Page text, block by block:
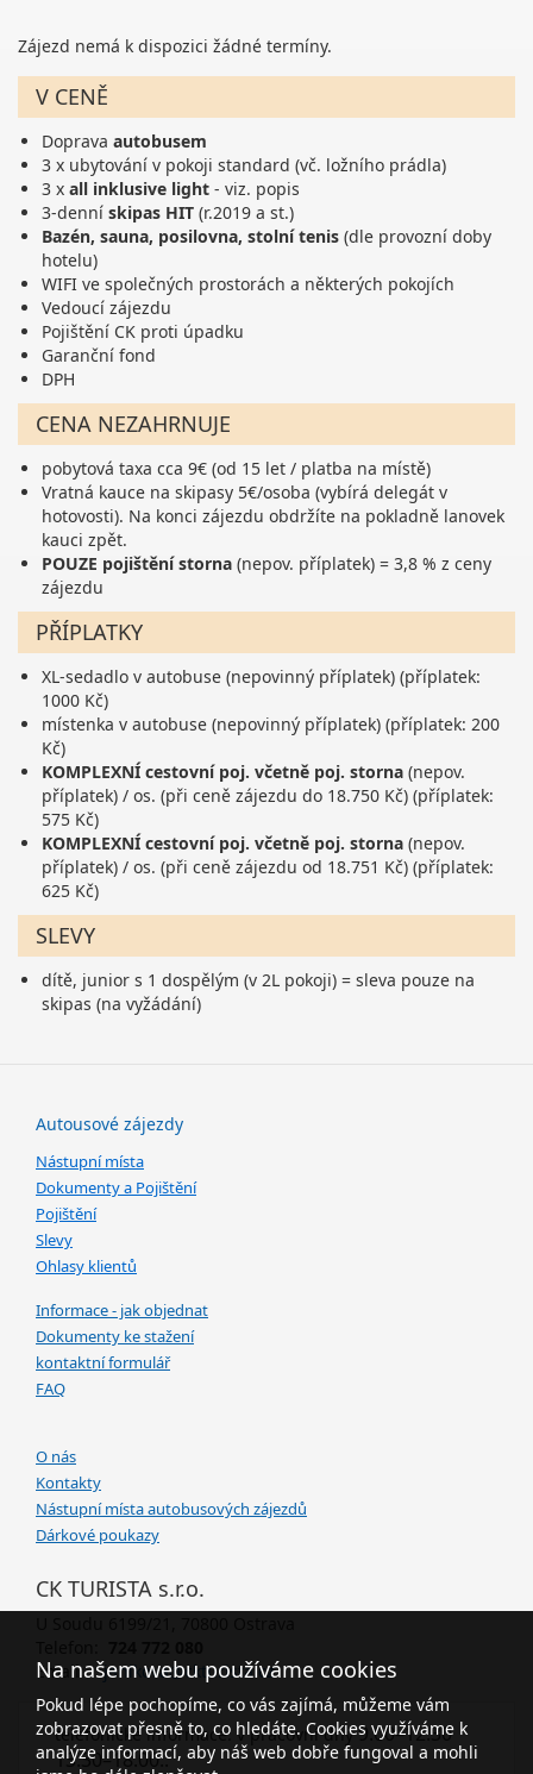
Zájezd nemá k dispozici žádné termíny.
V CENĚ
Doprava autobusem
3 x ubytování v pokoji standard (vč. ložního prádla)
3 x all inklusive light - viz. popis
3-denní skipas HIT (r.2019 a st.)
Bazén, sauna, posilovna, stolní tenis (dle provozní doby
hotelu)
WIFI ve společných prostorách a některých pokojích
Vedoucí zájezdu
Pojištění CK proti úpadku
Garanční fond
DPH
CENA NEZAHRNUJE
pobytová taxa cca 9€ (od 15 let / platba na místě)
Vratná kauce na skipasy 5€/osoba (vybírá delegát v
hotovosti). Na konci zájezdu obdržíte na pokladně lanovek
kauci zpět.
POUZE pojištění storna (nepov. příplatek) = 3,8 % z ceny
zájezdu
PŘÍPLATKY
XL-sedadlo v autobuse (nepovinný příplatek) (příplatek:
1000 Kč)
místenka v autobuse (nepovinný příplatek) (příplatek: 200
Kč)
KOMPLEXNÍ cestovní poj. včetně poj. storna (nepov.
příplatek) / os. (při ceně zájezdu do 18.750 Kč) (příplatek:
575 Kč)
KOMPLEXNÍ cestovní poj. včetně poj. storna (nepov.
příplatek) / os. (při ceně zájezdu od 18.751 Kč) (příplatek:
625 Kč)
SLEVY
dítě, junior s 1 dospělým (v 2L pokoji) = sleva pouze na
skipas (na vyžádání)
Autousové zájezdy
Nástupní místa
Dokumenty a Pojištění
Pojištění
Slevy
Ohlasy klientů
Informace - jak objednat
Dokumenty ke stažení
kontaktní formulář
FAQ
O nás
Kontakty
Nástupní místa autobusových zájezdů
Dárkové poukazy
CK TURISTA s.r.o.
Email:janikova@ckturista.cz
telefonické informace: v pracovní dny9.00–12.30
13.30–18.00..
Na našem webu používáme cookies
Pokud lépe pochopíme, co vás zajímá, můžeme vám
zobrazovat přesně to, co hledáte. Cookies využíváme k
analýze informací, aby náš web dobře fungoval a mohli